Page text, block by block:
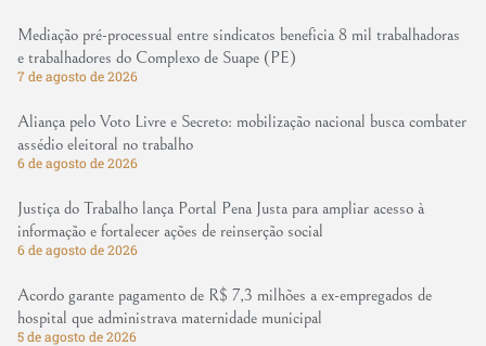
Mediação pré-processual entre sindicatos beneficia 8 mil trabalhadoras
e trabalhadores do Complexo de Suape (PE)
7 de agosto de 2026
Aliança pelo Voto Livre e Secreto: mobilização nacional busca combater
assédio eleitoral no trabalho
6 de agosto de 2026
Justiça do Trabalho lança Portal Pena Justa para ampliar acesso à
informação e fortalecer ações de reinserção social
6 de agosto de 2026
Acordo garante pagamento de R$ 7,3 milhões a ex-empregados de
hospital que administrava maternidade municipal
5 de agosto de 2026